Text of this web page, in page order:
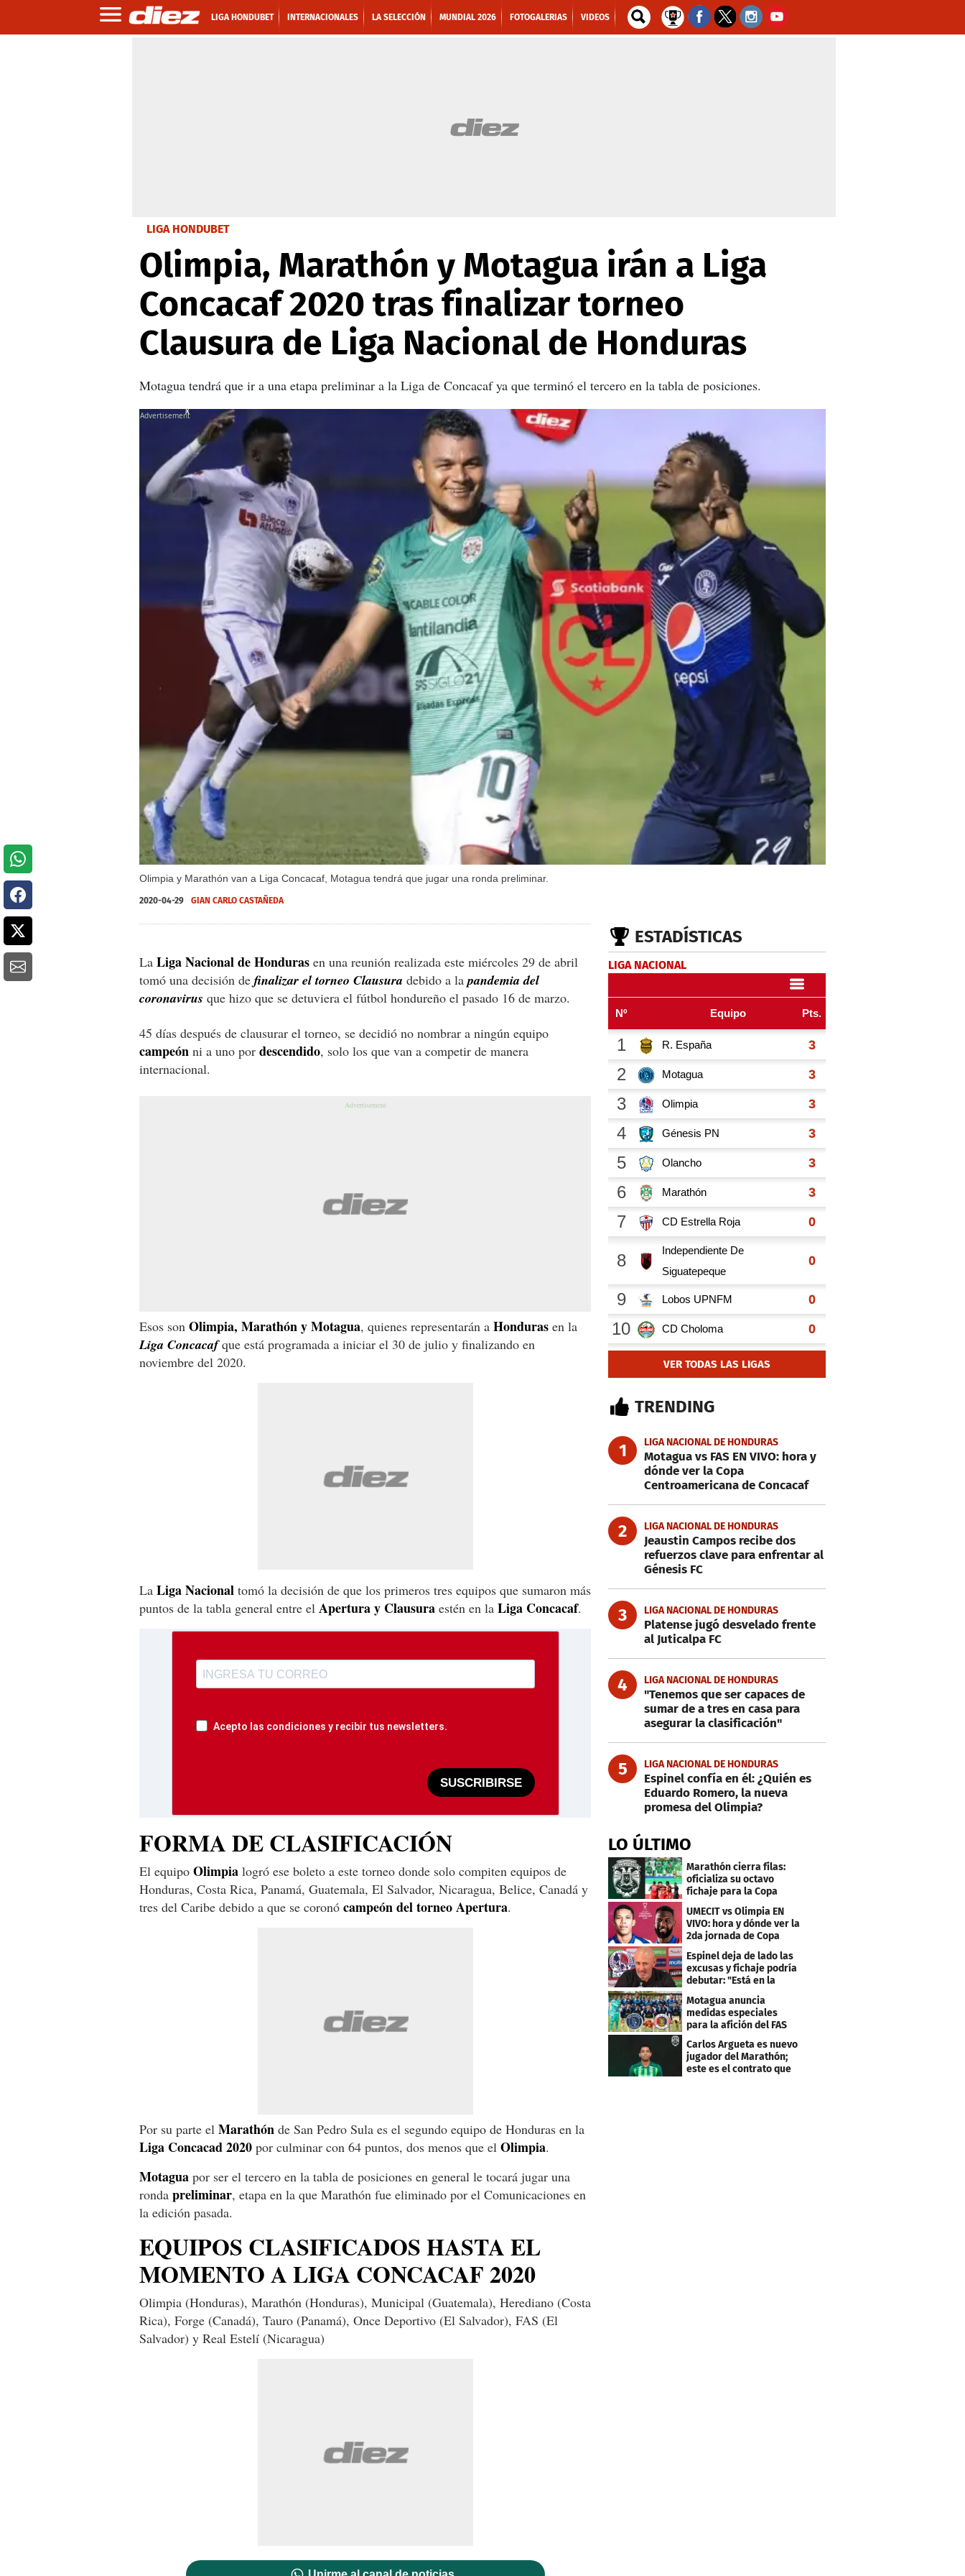
LIGA HONDUBET INTERNACIONALES LA SELECCIÓN MUNDIAL 2026 FOTOGALERIAS VIDEOS
LIGA HONDUBET
Olimpia, Marathón y Motagua irán a Liga
Concacaf 2020 tras finalizar torneo
Clausura de Liga Nacional de Honduras
Motagua tendrá que ir a una etapa preliminar a la Liga de Concacaf ya que terminó el tercero en la tabla de posiciones.
Olimpia y Marathón van a Liga Concacaf, Motagua tendrá que jugar una ronda preliminar.
X
2020-04-29 GIAN CARLO CASTAÑEDA
La Liga Nacional de Honduras en una reunión realizada este miércoles 29 de abril
tomó una decisión de finalizar el torneo Clausura debido a lapandemia del
coronavirus que hizo que se detuviera el fútbol hondureño el pasado 16 de marzo.
45 días después de clausurar el torneo, se decidió no nombrar a ningún equipo
campeón ni a uno por descendido, solo los que van a competir de manera
internacional.
Esos son Olimpia, Marathón y Motagua, quienes representarán a Honduras en la
Liga Concacafque está programada a iniciar el 30 de julio y finalizando en
noviembre del 2020.
La Liga Nacional tomó la decisión de que los primeros tres equipos que sumaron más
puntos de la tabla general entre el Apertura y Clausura estén en la Liga Concacaf.
Acepto las condiciones y recibir tus newsletters.
SUSCRIBIRSE
FORMA DE CLASIFICACIÓN
El equipo Olimpia logró ese boleto a este torneo donde solo compiten equipos de
Honduras, Costa Rica, Panamá, Guatemala, El Salvador, Nicaragua, Belice, Canadá y
tres del Caribe debido a que se coronó campeón del torneo Apertura.
Por su parte el Marathón de San Pedro Sula es el segundo equipo de Honduras en la
Liga Concacad 2020 por culminar con 64 puntos, dos menos que el Olimpia.
Motagua por ser el tercero en la tabla de posiciones en general le tocará jugar una
ronda preliminar, etapa en la que Marathón fue eliminado por el Comunicaciones en
la edición pasada.
EQUIPOS CLASIFICADOS HASTA EL
MOMENTO A LIGA CONCACAF 2020
Olimpia (Honduras), Marathón (Honduras), Municipal (Guatemala), Herediano (Costa
Rica), Forge (Canadá), Tauro (Panamá), Once Deportivo (El Salvador), FAS (El
Salvador) y Real Estelí (Nicaragua)
ESTADÍSTICAS
LIGA NACIONAL
VER TODAS LAS LIGAS
TRENDING
1 LIGA NACIONAL DE HONDURAS
Motagua vs FAS EN VIVO: hora y
dónde ver la Copa
Centroamericana de Concacaf
2 LIGA NACIONAL DE HONDURAS
Jeaustin Campos recibe dos
refuerzos clave para enfrentar al
Génesis FC
3 LIGA NACIONAL DE HONDURAS
Platense jugó desvelado frente
al Juticalpa FC
4 LIGA NACIONAL DE HONDURAS
"Tenemos que ser capaces de
sumar de a tres en casa para
asegurar la clasificación"
5 LIGA NACIONAL DE HONDURAS
Espinel confía en él: ¿Quién es
Eduardo Romero, la nueva
promesa del Olimpia?
LO ÚLTIMO
Marathón cierra filas:
oficializa su octavo
fichaje para la Copa
Centroamericana
UMECIT vs Olimpia EN
VIVO: hora y dónde ver la
2da jornada de Copa
Centroamericana
Espinel deja de lado las
excusas y fichaje podría
debutar: "Está en la
Motagua anuncia
medidas especiales
para la afición del FAS
de El Salvador
Carlos Argueta es nuevo
jugador del Marathón;
este es el contrato que